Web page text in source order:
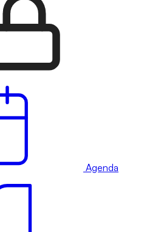
Agenda